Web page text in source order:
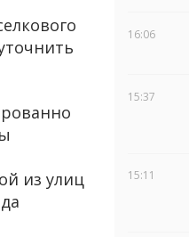
из улиц
16:06
15:37
15:11